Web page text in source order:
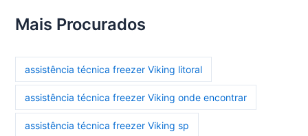
Mais Procurados
assistência técnica freezer Viking litoral
assistência técnica freezer Viking onde encontrar
assistência técnica freezer Viking sp